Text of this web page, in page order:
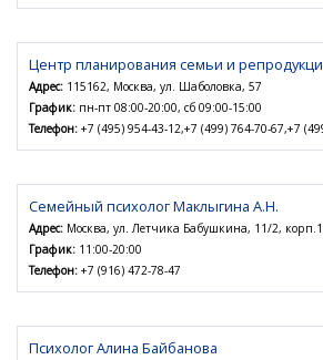
Центр планирования семьи и
Адрес: 115162, Москва, ул. Шаболовка, 57
График: пн-пт 08:00-20:00, сб 09:00-15:00
Телефон: +7 (495) 954-43-12,+7 (499) 764-70-67,+7
Семейный психолог Маклыгина А.Н.
Адрес: Москва, ул. Летчика Бабушкина, 11/2, корп.1
График: 11:00-20:00
Телефон: +7 (916) 472-78-47
Психолог Алина Байбанова